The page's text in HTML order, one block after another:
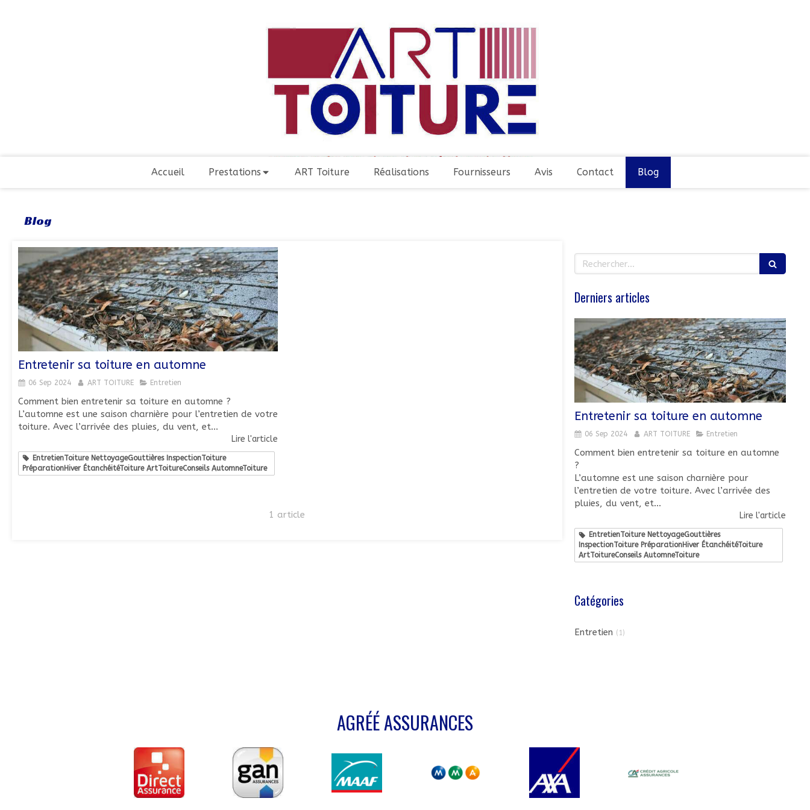
Accueil Prestations ART Toiture Réalisations Fournisseurs Avis Contact Blog
Blog
Entretenir sa toiture en automne
06 Sep 2024 ART TOITURE Entretien
Comment bien entretenir sa toiture en automne ?
L’automne est une saison charnière pour l’entretien de votre
toiture. Avec l’arrivée des pluies, du vent, et...
Lire l'article
EntretienToiture NettoyageGouttières InspectionToiture
PréparationHiver ÉtanchéitéToiture ArtToitureConseils AutomneToiture
1 article
Rechercher
Derniers articles
Entretenir sa toiture en automne
06 Sep 2024 ART TOITURE Entretien
Comment bien entretenir sa toiture en automne
?
L’automne est une saison charnière pour
l’entretien de votre toiture. Avec l’arrivée des
pluies, du vent, et...
Lire l'article
EntretienToiture NettoyageGouttières
InspectionToiture PréparationHiver ÉtanchéitéToiture
ArtToitureConseils AutomneToiture
Catégories
Entretien (1)
AGRÉÉ ASSURANCES